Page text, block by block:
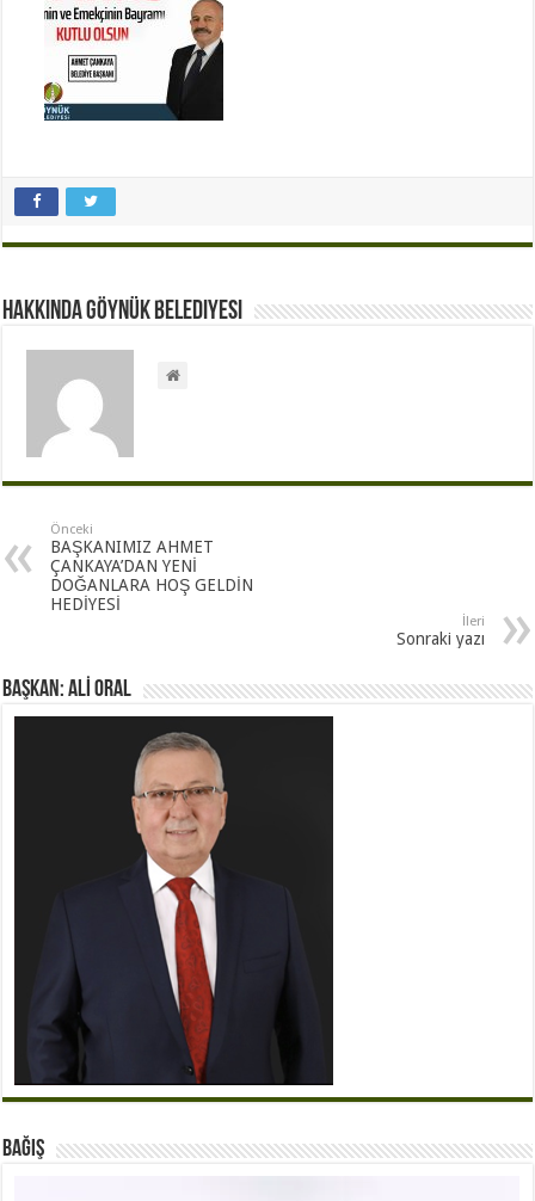
Hakkında Göynük Belediyesi
Önceki
BAŞKANIMIZ AHMET
ÇANKAYA’DAN YENİ
DOĞANLARA HOŞ GELDİN
HEDİYESİ
İleri
Sonraki yazı
BAŞKAN: ALİ ORAL
BAĞIŞ